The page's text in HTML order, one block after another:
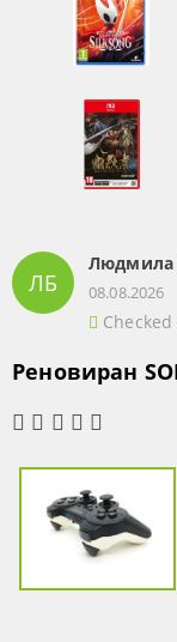
ЛБ
Людмила
08.08.2026
Реновиран